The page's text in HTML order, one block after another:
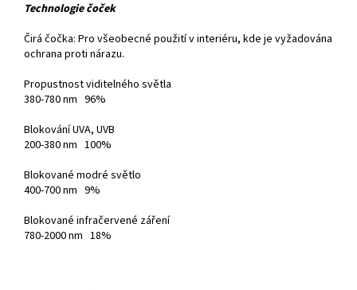
Technologie čoček
Čirá čočka: Pro všeobecné použití v interiéru, kde je vyžadována
ochrana proti nárazu.
Propustnost viditelného světla
380-780 nm 96%
Blokování UVA, UVB
200-380 nm 100%
Blokované modré světlo
400-700 nm 9%
Blokované infračervené záření
780-2000 nm 18%